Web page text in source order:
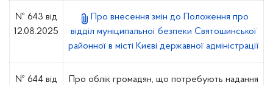
№ 643 від
12.08.2025
Про внесення змін до Положення про
відділ муніципальної безпеки Святошинської
районної в місті Києві державної адміністрації
№ 644 від
Про облік громадян, що потребують надання